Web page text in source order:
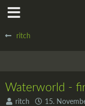
ritch
Waterworld -
ritch 15.